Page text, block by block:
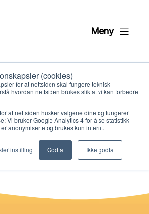
(cookies)
for at nettsiden skal fungere teknisk
hvordan nettsiden brukes slik at vi kan forbedre
at nettsiden husker valgene dine og fungerer
Vi bruker Google Analytics 4 for å se statistikk
anonymiserte og brukes kun internt.
instilling Godta Ikke godta
Meny
2
LØVE